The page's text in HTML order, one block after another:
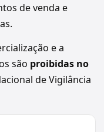
de venda e
e a
são proibidas no
de Vigilância